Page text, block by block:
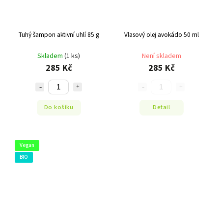
Tuhý šampon aktivní uhlí 85 g
Skladem (1 ks)
285 Kč
Do košíku
Vlasový olej avokádo 50 ml
Není skladem
285 Kč
Detail
Vegan
BIO